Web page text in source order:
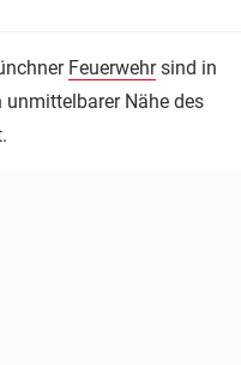
Feuerwehrsind in
Nähe des